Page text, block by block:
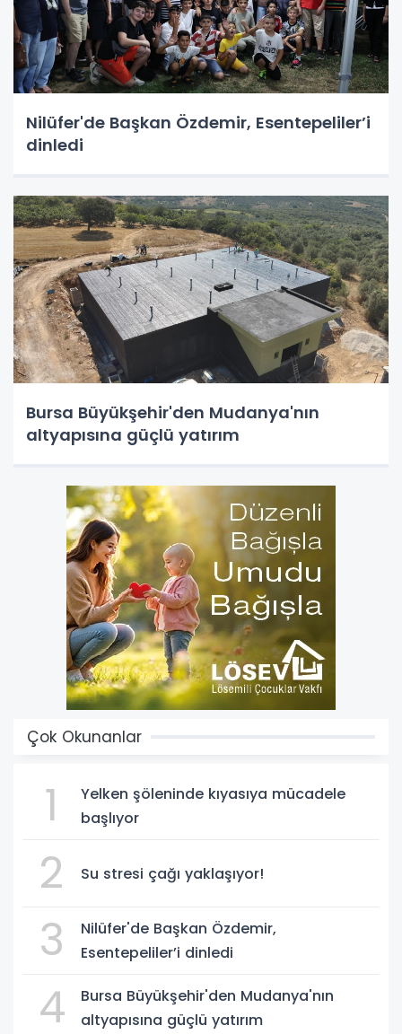
Nilüfer'de Başkan Özdemir, Esentepeliler’i
dinledi
Bursa Büyükşehir'den Mudanya'nın
altyapısına güçlü yatırım
Çok Okunanlar
1
Yelken şöleninde kıyasıya mücadele
başlıyor
2 Su stresi çağı yaklaşıyor!
3
Nilüfer'de Başkan Özdemir,
Esentepeliler’i dinledi
4
Bursa Büyükşehir'den Mudanya'nın
altyapısına güçlü yatırım